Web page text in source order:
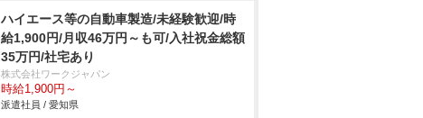
ハイエース等の自動車製造/未経験歓迎/時
給1,900円/月収46万円～も可/入社祝金総額
35万円/社宅あり
株式会社ワークジャパン
時給1,900円～
派遣社員 / 愛知県